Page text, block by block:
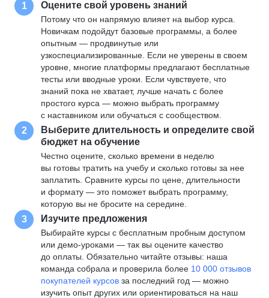
1 Оцените свой уровень знаний
Потому что он напрямую влияет на выбор курса.
Новичкам подойдут базовые программы, а более
опытным — продвинутые или
узкоспециализированные. Если не уверены в своем
уровне, многие платформы предлагают бесплатные
тесты или вводные уроки. Если чувствуете, что
знаний пока не хватает, лучше начать с более
простого курса — можно выбрать программу
с наставником или обучаться с сообществом.
2
Выберите длительность и определите свой
бюджет на обучение
Честно оцените, сколько времени в неделю
вы готовы тратить на учебу и сколько готовы за нее
заплатить. Сравните курсы по цене, длительности
и формату — это поможет выбрать программу,
которую вы не бросите на середине.
3 Изучите предложения
Выбирайте курсы с бесплатным пробным доступом
или демо-уроками — так вы оцените качество
до оплаты. Обязательно читайте отзывы: наша
команда собрала и проверила более 10 000 отзывов
покупателей курсов за последний год — можно
изучить опыт других или ориентироваться на наш